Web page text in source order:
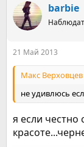
barbie
21 Май 2013
Макс
не удивлюсь
я если